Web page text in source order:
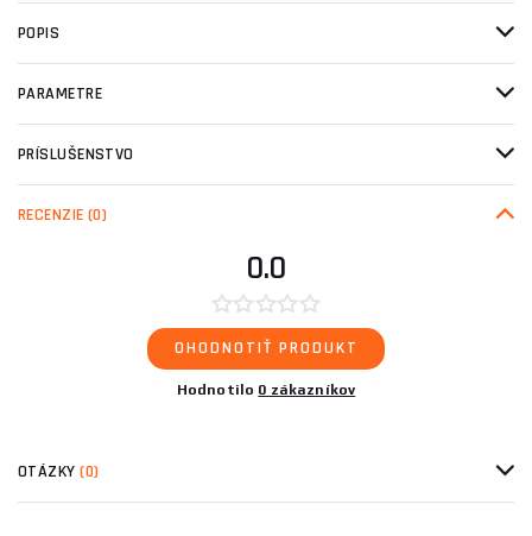
POPIS
PARAMETRE
PRÍSLUŠENSTVO
RECENZIE (0)
0.0
OHODNOTIŤ PRODUKT
Hodnotilo 0 zákazníkov
OTÁZKY(0)